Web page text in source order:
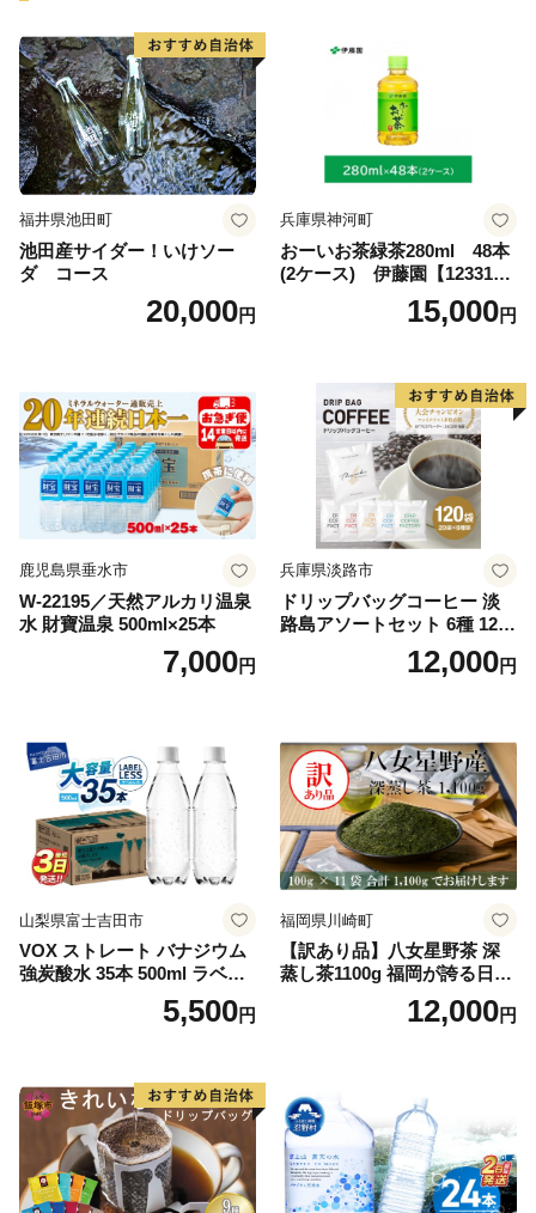
福井県池田町
池田産サイダー！いけソー
ダ コース
20,000円
兵庫県神河町
おーいお茶緑茶280ml 48本
(2ケース) 伊藤園【123317
15,000円
鹿児島県垂水市
W-22195／天然アルカリ温泉
水 財寶温泉 500ml×25本
7,000円
兵庫県淡路市
ドリップバッグコーヒー 淡
路島アソートセット 6種 120
袋 飲み比べ コーヒー
12,000円
山梨県富士吉田市
VOX ストレート バナジウム
強炭酸水 35本 500ml ラベル
レス【富士吉田市限定カート
5,500円
福岡県川崎町
【訳あり品】八女星野茶 深
蒸し茶1100g 福岡が誇る日本
茶_ 訳アリ 常温 お茶 茶袋 常
備品 おちゃ ocha 茶葉 緑茶
小分け お土産 お取り寄せ グ
ルメ 福岡 九州 福岡県 国産
日本 ふかむし茶 ふかむし 家
庭用 自宅用 ちゃ りょくちゃ
ふかむしちゃ 急須 甘み 川崎
12,000円